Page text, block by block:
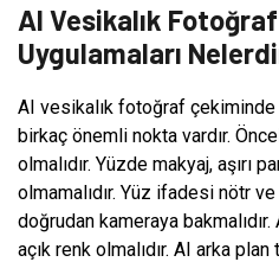
AI Vesikalık
Uygulamaları
AI vesikalık fotoğraf
birkaç önemli nokta vardır.
olmalıdır. Yüzde makyaj, aşırı
olmamalıdır. Yüz ifadesi nötr ve
doğrudan kameraya
açık renk olmalıdır. AI arka